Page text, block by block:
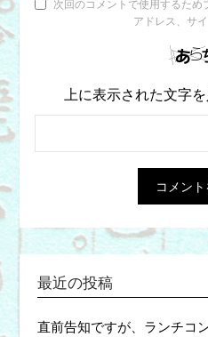
次回のコメントで使用するた
アドレス、サ
上に表示された文字
最近の投稿
直前告知ですが、ランチコ